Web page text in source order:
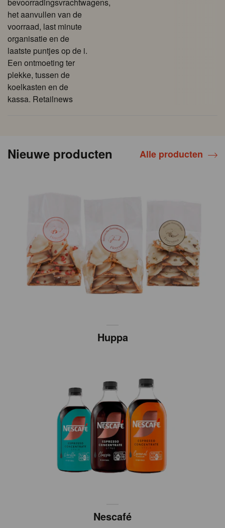
het aanvullen van de
voorraad, last minute
organisatie en de
laatste puntjes op de i.
Een ontmoeting ter
plekke, tussen de
koelkasten en de
kassa. Retailnews
Nieuwe producten Alle producten
Huppa
Nescafé